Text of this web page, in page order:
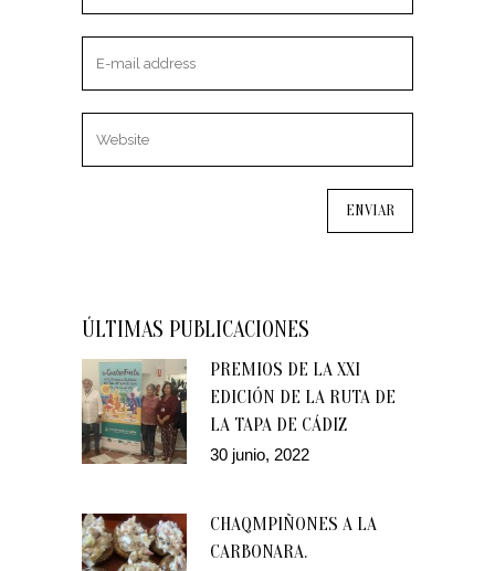
ÚLTIMAS PUBLICACIONES
PREMIOS DE LA XXI
EDICIÓN DE LA RUTA DE
LA TAPA DE CÁDIZ
30 junio, 2022
CHAQMPIÑONES A LA
CARBONARA.